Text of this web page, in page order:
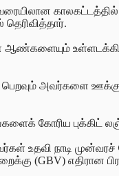
அவர்களை
கோரிய புக்கிட்
நாடி முன்வரச்
(GBV) எதிரான